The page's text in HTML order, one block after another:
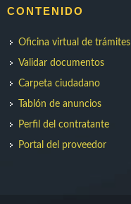
CONTENIDO
Oficina virtual de trámites
Validar documentos
Carpeta ciudadano
Tablón de anuncios
Perfil del contratante
Portal del proveedor